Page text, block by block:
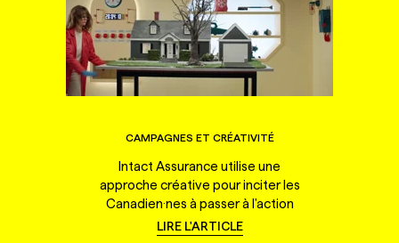
CAMPAGNES ET CRÉATIVITÉ
Intact Assurance utilise une
approche créative pour inciter les
Canadien·nes à passer à l'action
LIRE L'ARTICLE